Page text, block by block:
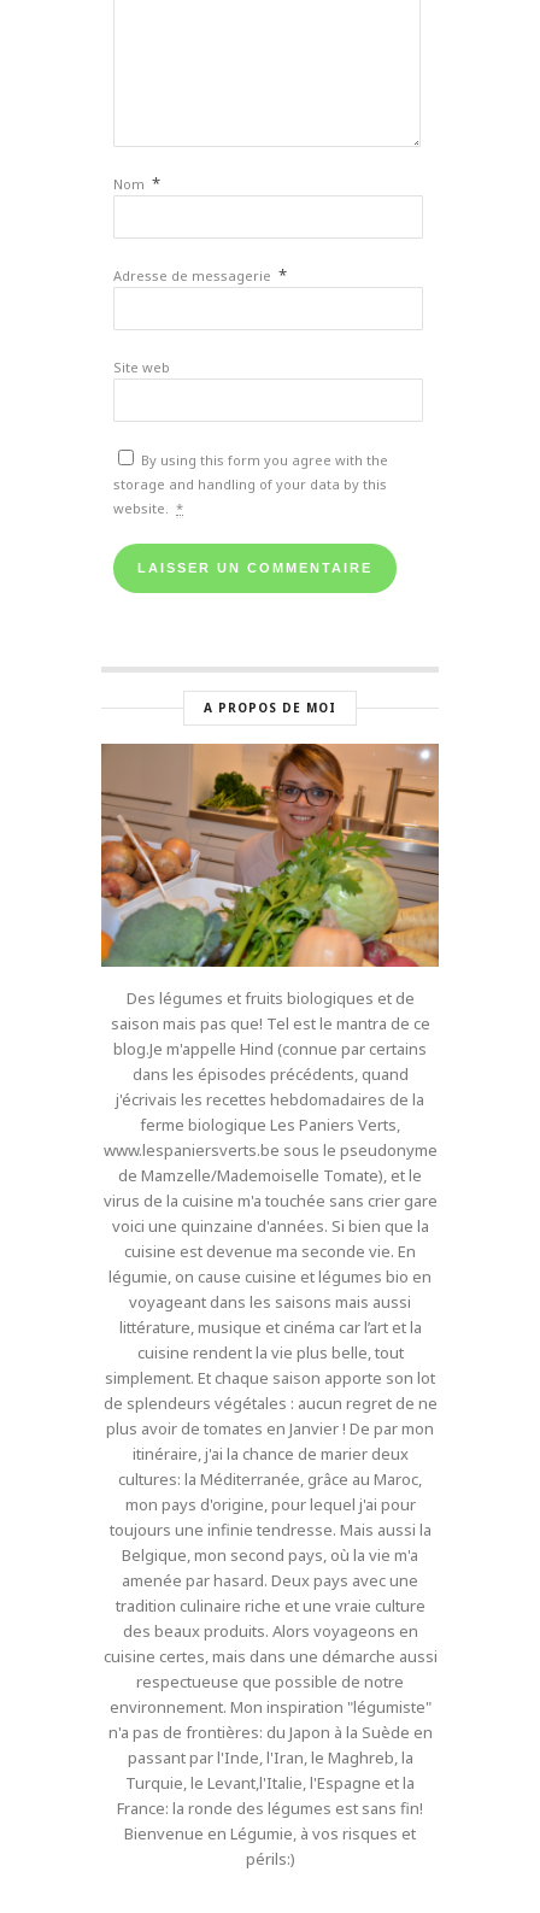
Nom *
Adresse de messagerie *
Site web
By using this form you agree with the
storage and handling of your data by this
website.
*
A PROPOS DE MOI
Des légumes et fruits biologiques et de
saison mais pas que! Tel est le mantra de ce
blog.Je m'appelle Hind (connue par certains
dans les épisodes précédents, quand
j'écrivais les recettes hebdomadaires de la
ferme biologique Les Paniers Verts,
www.lespaniersverts.be sous le pseudonyme
de Mamzelle/Mademoiselle Tomate), et le
virus de la cuisine m'a touchée sans crier gare
voici une quinzaine d'années. Si bien que la
cuisine est devenue ma seconde vie. En
légumie, on cause cuisine et légumes bio en
voyageant dans les saisons mais aussi
littérature, musique et cinéma car l’art et la
cuisine rendent la vie plus belle, tout
simplement. Et chaque saison apporte son lot
de splendeurs végétales : aucun regret de ne
plus avoir de tomates en Janvier ! De par mon
itinéraire, j'ai la chance de marier deux
cultures: la Méditerranée, grâce au Maroc,
mon pays d'origine, pour lequel j'ai pour
toujours une infinie tendresse. Mais aussi la
Belgique, mon second pays, où la vie m'a
amenée par hasard. Deux pays avec une
tradition culinaire riche et une vraie culture
des beaux produits. Alors voyageons en
cuisine certes, mais dans une démarche aussi
respectueuse que possible de notre
environnement. Mon inspiration "légumiste"
n'a pas de frontières: du Japon à la Suède en
passant par l'Inde, l'Iran, le Maghreb, la
Turquie, le Levant,l'Italie, l'Espagne et la
France: la ronde des légumes est sans fin!
Bienvenue en Légumie, à vos risques et
périls:)